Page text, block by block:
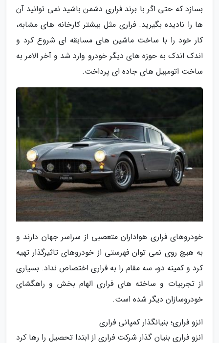
بسازد که حتی اگر با برند فراری دشمن باشید نمی توانید آن
ها را نادیده بگیرید. فراری مثل بیشتر کارخانه های مشابه،
کار خود را با ساخت ماشین های مسابقه ای شروع کرد و
اندک اندک به حوزه های دیگر خودرو وارد شد و آخر الامر به
ساخت اتومبیل های جاده ای پرداخت.
خودروهای فراری هواداران متعصبی از سراسر جهان دارند و
به هیچ روی نمی توان فهرستی از خودروهای تاثیرگذار تهیه
کرد و کمینه دو، سه مقام را به فراری اختصاص نداد. بسیاری
از تجربیات و ساخته های فراری الهام بخش و راهگشای
خودروسازان دیگر شده است.
انزو فراری؛ بنیانگذار کمپانی فراری
انزو فراری بنیان گذار شرکت فراری از ابتدا تحصیل را رها کرد